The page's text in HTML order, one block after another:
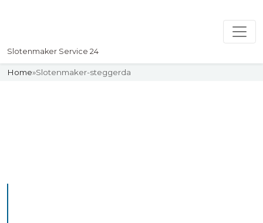
Slotenmaker Service 24
Home»Slotenmaker-steggerda